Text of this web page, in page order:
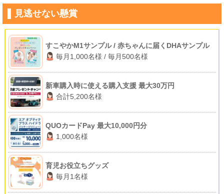
見逃せない懸賞
すこやかM1サンプル / 赤ちゃんに届くDHAサンプル
毎月1,000名様 / 毎月500名様
新車購入時に使える購入支援 最大30万円
合計5,200名様
QUOカードPay 最大10,000円分
1,000名様
育児お役立ちグッズ
毎月1名様